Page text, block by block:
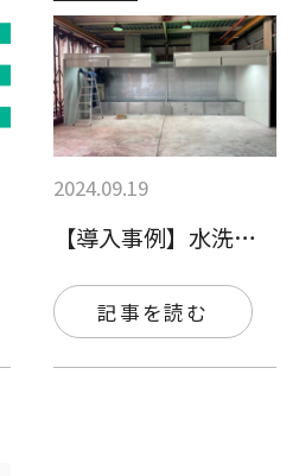
2024.09.19
【導入事例】水洗ブース（湿式塗装ブース）…
記事を読む